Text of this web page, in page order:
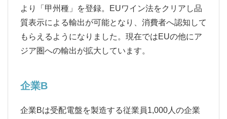
より「甲州種」を登録。EUワイン法をクリアし品
質表示による輸出が可能となり、消費者へ認知して
もらえるようになりました。現在ではEUの他にア
ジア圏への輸出が拡大しています。
企業B
企業Bは受配電盤を製造する従業員1,000人の企業